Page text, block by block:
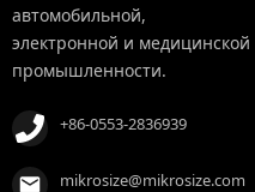
автомобильной,
электронной и медицинской
промышленности.
+86-0553-2836939
mikrosize@mikrosize.com